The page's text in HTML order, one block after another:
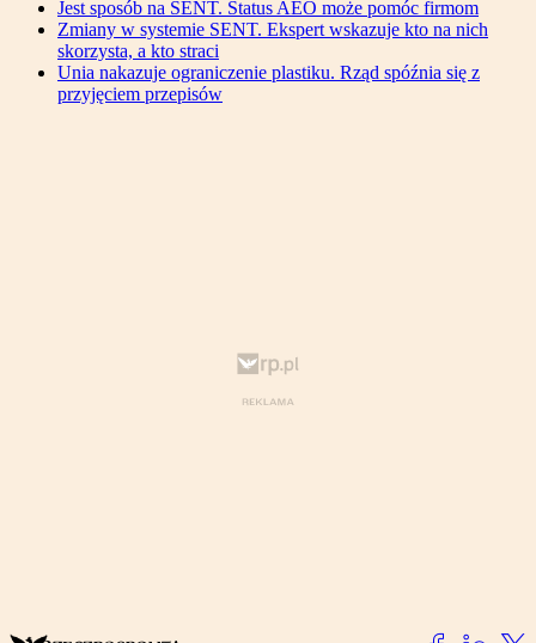
Jest sposób na SENT. Status AEO może pomóc firmom
Zmiany w systemie SENT. Ekspert wskazuje kto na nich
skorzysta, a kto straci
Unia nakazuje ograniczenie plastiku. Rząd spóźnia się z
przyjęciem przepisów